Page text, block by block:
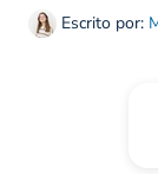
Escrito por: